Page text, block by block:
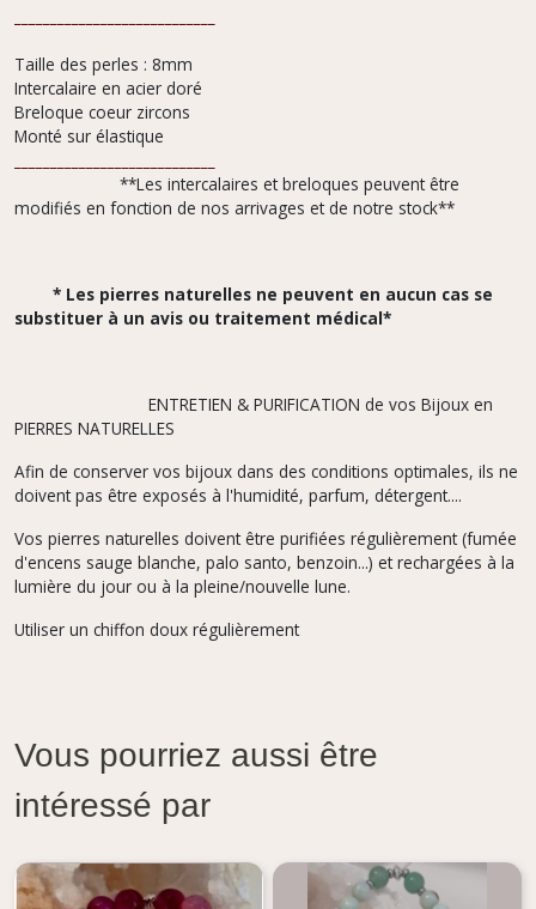
Taille des perles : 8mm
Intercalaire en acier doré
Breloque coeur zircons
Monté sur élastique
**Les intercalaires et breloques peuvent être
modifiés en fonction de nos arrivages et de notre stock**
* Les pierres naturelles ne peuvent en aucun cas se
substituer à un avis ou traitement médical*
ENTRETIEN & PURIFICATION de vos Bijoux en
PIERRES NATURELLES
Afin de conserver vos bijoux dans des conditions optimales, ils ne
doivent pas être exposés à l'humidité, parfum, détergent....
Vos pierres naturelles doivent être purifiées régulièrement (fumée
d'encens sauge blanche, palo santo, benzoin...) et rechargées à la
lumière du jour ou à la pleine/nouvelle lune.
Utiliser un chiffon doux régulièrement
Vous pourriez aussi être
intéressé par